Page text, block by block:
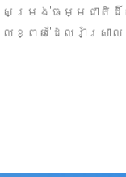
សម្រង់ធម្មជាតិ
ដែលខ្ពស់ដែលរាំ